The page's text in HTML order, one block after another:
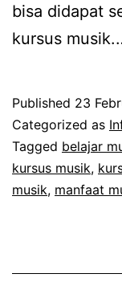
bisa didapat
kursus
Published 23
Categorized as
Tagged belajar
kursus musik,
musik, manfaat